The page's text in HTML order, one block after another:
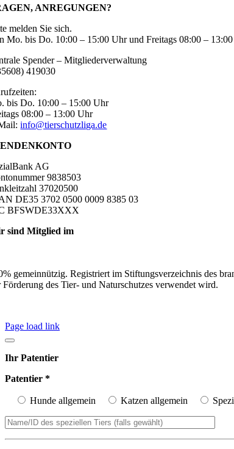
ANREGUNGEN?
melden Sie sich.
Mo. bis Do. 10:00 – 15:00 Uhr und Freitags 08:00 –
Spender – Mitgliederverwaltung
419030
bis Do. 10:00 – 15:00 Uhr
08:00 – 13:00 Uhr
info@tierschutzliga.de
AG
9838503
37020500
DE35 3702 0500 0009 8385 03
BFSWDE33XXX
sind Mitglied im
gemeinnützig. Registriert im Stiftungsverzeichnis des
Förderung des Tier- und Naturschutzes verwendet wird.
Page load link
Ihr Patentier
Patentier *
Hunde allgemein Katzen allgemein